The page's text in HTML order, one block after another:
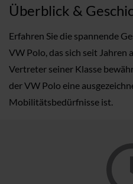
Überblick &
Erfahren Sie die spannende
VW Polo, das sich seit Jahren
Vertreter seiner Klasse
der VW Polo eine
Mobilitätsbedürfnisse ist.